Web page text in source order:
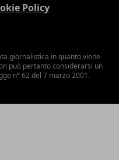
Policy
giornalistica in quanto viene
può pertanto considerarsi un
n° 62 del 7 marzo 2001.